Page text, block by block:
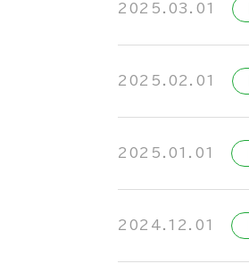
2025.03.01
2025.02.01
2025.01.01
2024.12.01